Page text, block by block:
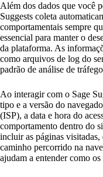
Além dos dados que você
Suggests coleta
comportamentais sempre
essencial para manter o
da plataforma. As
como arquivos de log do
padrão de análise de
Ao interagir com o Sage
tipo e a versão do
(ISP), a data e hora do
comportamento dentro do
incluir as páginas
caminho percorrido na
ajudam a entender como